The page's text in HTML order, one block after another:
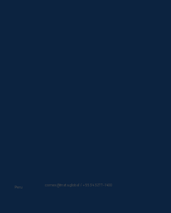
Peru
comex@inata.global +55 34 3277-1400